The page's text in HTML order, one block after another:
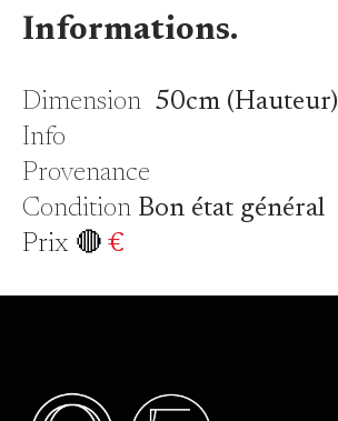
Informations.
Dimension50cm (Hauteur)
Info
Provenance
Condition Bon état général
Prix 🔴€